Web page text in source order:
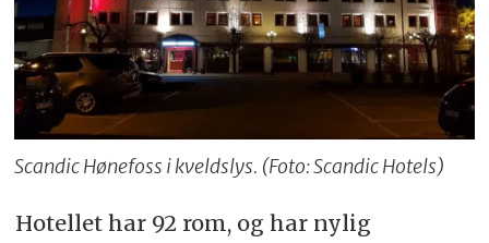
Scandic Hønefoss i kveldslys. (Foto: Scandic Hotels)
Hotellet har 92 rom, og har nylig